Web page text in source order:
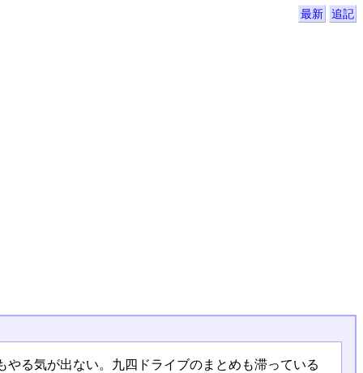
最新 追記
る気が出ない。九四ドライブのまとめも滞っている